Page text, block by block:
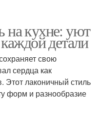
Гармония в интерьере
Уютный интерьер
на кухне: уют
детали
свою
сердца как
Этот лаконичный стиль
форм и разнообразие